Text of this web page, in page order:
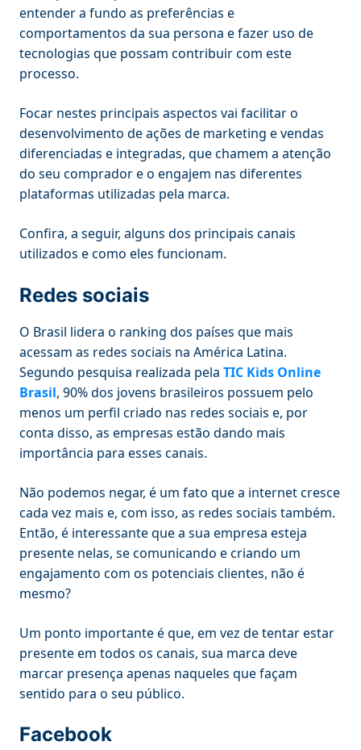
entender a fundo as preferências e
comportamentos da sua persona e fazer uso de
tecnologias que possam contribuir com este
processo.
Focar nestes principais aspectos vai facilitar o
desenvolvimento de ações de marketing e vendas
diferenciadas e integradas, que chamem a atenção
do seu comprador e o engajem nas diferentes
plataformas utilizadas pela marca.
Confira, a seguir, alguns dos principais canais
utilizados e como eles funcionam.
Redes sociais
O Brasil lidera o ranking dos países que mais
acessam as redes sociais na América Latina.
Segundo pesquisa realizada pela TIC Kids Online
Brasil, 90% dos jovens brasileiros possuem pelo
menos um perfil criado nas redes sociais e, por
conta disso, as empresas estão dando mais
importância para esses canais.
Não podemos negar, é um fato que a internet cresce
cada vez mais e, com isso, as redes sociais também.
Então, é interessante que a sua empresa esteja
presente nelas, se comunicando e criando um
engajamento com os potenciais clientes, não é
mesmo?
Um ponto importante é que, em vez de tentar estar
presente em todos os canais, sua marca deve
marcar presença apenas naqueles que façam
sentido para o seu público.
Facebook